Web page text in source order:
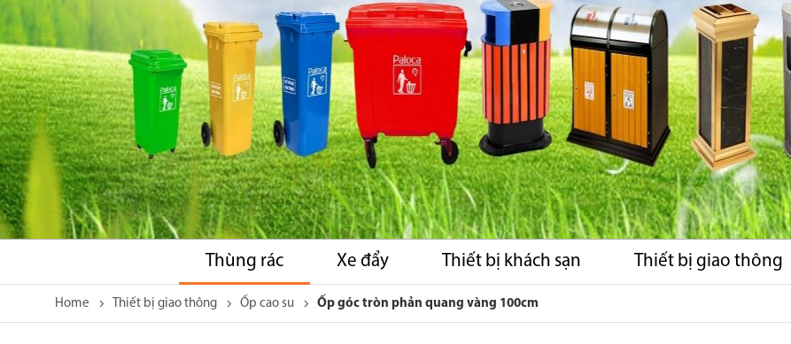
Thùng rác Xe đẩy Thiết bị khách sạn Thiết bị giao thông
Home Thiết bị giao thông Ốp cao su Ốp góc tròn phản quang vàng 100cm